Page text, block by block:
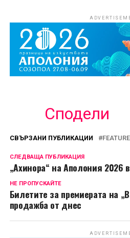
Сподели
СВЪРЗАНИ ПУБЛИКАЦИИ
СЛЕДВАЩА ПУБЛИКАЦИЯ
„Ахинора“ на Аполония 2026
НЕ ПРОПУСКАЙТЕ
Билетите за премиерата на
продажба от днес